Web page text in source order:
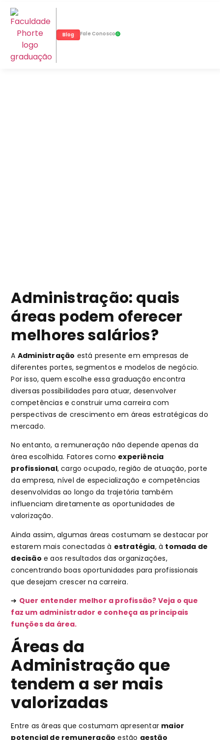
Blog Fale Conosco
Administração: quais
áreas podem oferecer
melhores salários?
A Administração está presente em empresas de
diferentes portes, segmentos e modelos de negócio.
Por isso, quem escolhe essa graduação encontra
diversas possibilidades para atuar, desenvolver
competências e construir uma carreira com
perspectivas de crescimento em áreas estratégicas do
mercado.
No entanto, a remuneração não depende apenas da
área escolhida. Fatores como experiência
profissional, cargo ocupado, região de atuação, porte
da empresa, nível de especialização e competências
desenvolvidas ao longo da trajetória também
influenciam diretamente as oportunidades de
valorização.
Ainda assim, algumas áreas costumam se destacar por
estarem mais conectadas à estratégia, à tomada de
decisão e aos resultados das organizações,
concentrando boas oportunidades para profissionais
que desejam crescer na carreira.
➔ Quer entender melhor a profissão? Veja o que
faz um administrador e conheça as principais
funções da área.
Áreas da
Administração que
tendem a ser mais
valorizadas
Entre as áreas que costumam apresentar maior
potencial de remuneração estão gestão